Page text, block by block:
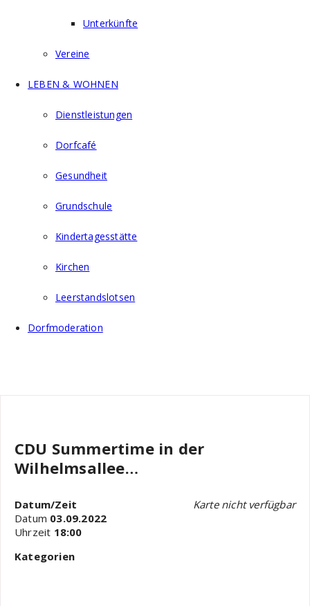
Unterkünfte
Vereine
LEBEN & WOHNEN
Dienstleistungen
Dorfcafé
Gesundheit
Grundschule
Kindertagesstätte
Kirchen
Leerstandslotsen
Dorfmoderation
CDU Summertime in der
Wilhelmsallee…
Karte nicht verfügbar
Datum/Zeit
Datum 03.09.2022
Uhrzeit 18:00
Kategorien